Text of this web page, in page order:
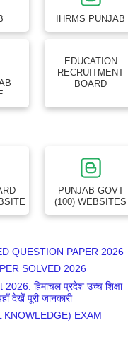
IHRMS PUNJAB
EDUCATION
RECRUITMENT
BOARD
PUNJAB GOVT
(100) WEBSITES
QUESTION PAPER 2026
SOLVED 2026
हिमाचल प्रदेश उच्च शिक्षा
देखें पूरी जानकारी
KNOWLEDGE) EXAM